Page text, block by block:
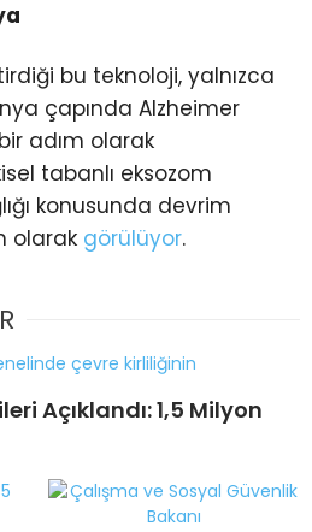
bu teknoloji, yalnızca
çapında Alzheimer
adım olarak
tabanlı eksozom
konusunda devrim
olarak görülüyor.
Açıklandı: 1,5 Milyon